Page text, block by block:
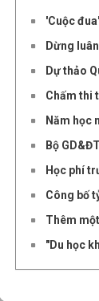
'Cuộc
Dừng
Dự thảo
Chấm thi
Năm học
Bộ
Học phí
Công bố
Thêm
"Du học